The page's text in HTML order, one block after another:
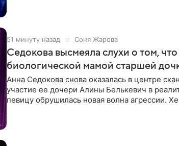
51 минуту назад Соня Жарова
Седокова высмеяла слухи о том, что
биологической мамой старшей
Анна Седокова снова оказалась в центре
участие ее дочери Алины Белькевич в
певицу обрушилась новая волна агрессии.